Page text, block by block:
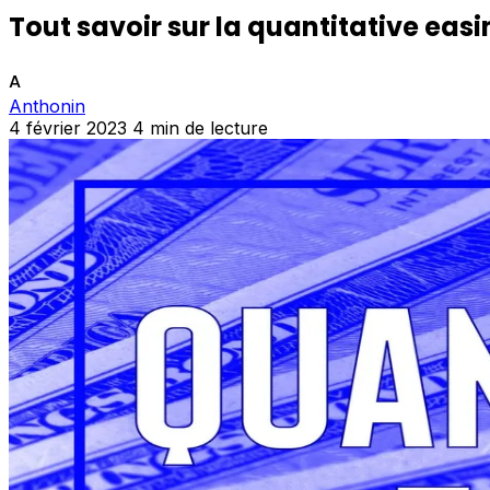
Tout savoir sur la quantitative
A
Anthonin
4 février 2023 4 min de lecture